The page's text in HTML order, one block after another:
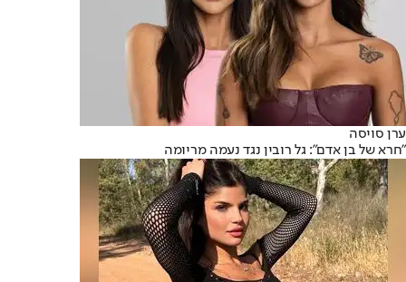
ערן סויסה
"חרא של בן אדם": גל רובין נגד נעמה מריומה